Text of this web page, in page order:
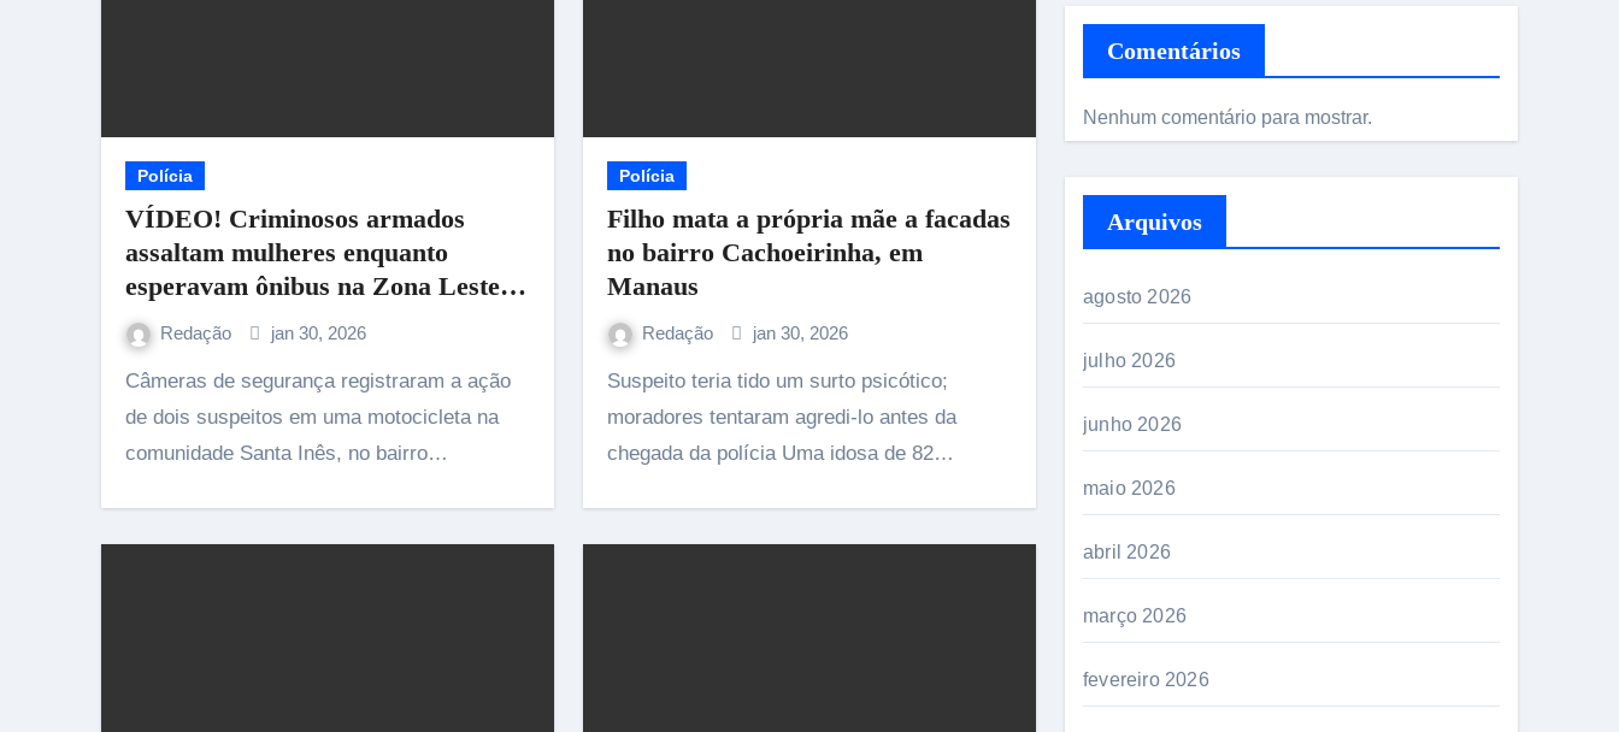
Polícia
VÍDEO! Criminosos armados
assaltam mulheres enquanto
esperavam ônibus na Zona Leste
de Manaus
Redação jan 30, 2026
Câmeras de segurança registraram a ação
de dois suspeitos em uma motocicleta na
comunidade Santa Inês, no bairro…
Polícia
Filho mata a própria mãe a facadas
no bairro Cachoeirinha, em
Manaus
Redação jan 30, 2026
Suspeito teria tido um surto psicótico;
moradores tentaram agredi-lo antes da
chegada da polícia Uma idosa de 82…
Comentários
Nenhum comentário para mostrar.
Arquivos
agosto 2026
julho 2026
junho 2026
maio 2026
abril 2026
março 2026
fevereiro 2026